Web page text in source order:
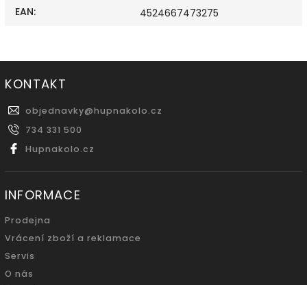
EAN: 4524667473275
KONTAKT
objednavky@hupnakolo.cz
734 331 500
Hupnakolo.cz
INFORMACE
Prodejna
Vrácení zboží a reklamace
Servis
O nás